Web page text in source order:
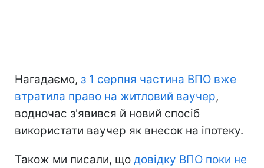
Нагадаємо, з 1 серпня частина ВПО вже
втратила право на житловий ваучер,
водночас з'явився й новий спосіб
використати ваучер як внесок на іпотеку.
Також ми писали, що довідку ВПО поки не